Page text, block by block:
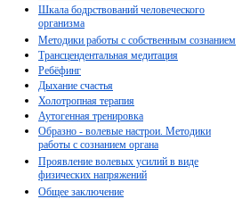
Шкала бодрствований человеческого
организма
Методики работы с собственным сознанием
Трансцендентальная медитация
Ребёфинг
Дыхание счастья
Холотропная терапия
Аутогенная тренировка
Образно - волевые настрои. Методики
работы с сознанием органа
Проявление волевых усилий в виде
физических напряжений
Общее заключение